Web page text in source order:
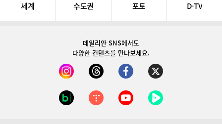
세계 수도권 포토 D-TV
데일리안 SNS에서도
다양한 컨텐츠를 만나보세요.